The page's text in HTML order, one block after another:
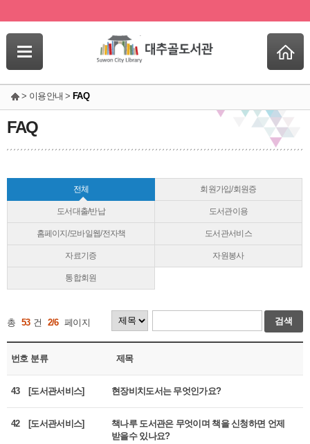
> 이용안내 > FAQ
FAQ
전체 회원가입/회원증
도서대출/반납 도서관이용
홈페이지/모바일웹/전자책 도서관서비스
자료기증 자원봉사
통합회원
총 53 건 2/6 페이지 검색
번호 분류 제목
43 [도서관서비스] 현장비치도서는 무엇인가요?
42 [도서관서비스]
책나루 도서관은 무엇이며 책을 신청하면 언제
받을수 있나요?